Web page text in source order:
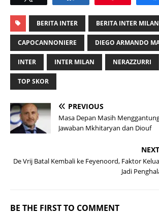
BERITA INTER BERITA INTER MILAN
CAPOCANNONIERE DIEGO ARMANDO
INTER INTER MILAN NERAZZURRI
TOP SKOR
PREVIOUS
Masa Depan Masih
Jawaban Mkhitaryan dan Diouf
NEXT
De Vrij Batal Kembali ke Feyenoord, Faktor
Jadi
BE THE FIRST TO COMMENT